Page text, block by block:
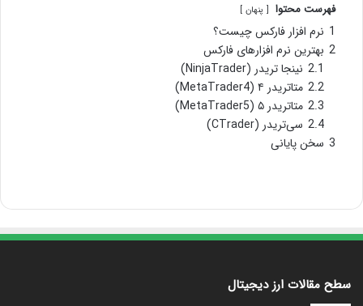
فهرست محتوا پنهان
1 نرم افزار فارکس چیست؟
2 بهترین نرم افزارهای فارکس
2.1 نینجا تریدر (NinjaTrader)
2.2 متاتریدر ۴ (MetaTrader4)
2.3 متاتریدر ۵ (MetaTrader5)
2.4 سی‌تریدر (CTrader)
3 سخن پایانی
سطح مقالات ارز دیجیتال